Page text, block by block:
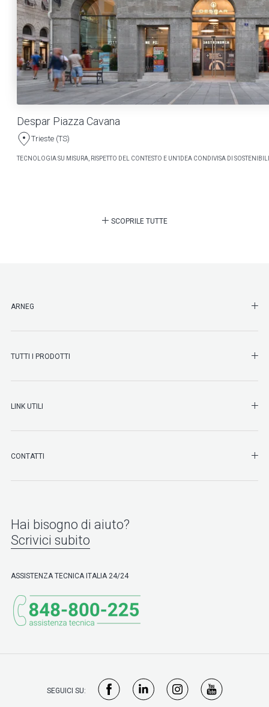
Despar Piazza Cavana
Trieste (TS)
TECNOLOGIA SU MISURA, RISPETTO DEL CONTESTO E UN’IDEA CONDIVISA DI
SCOPRILE TUTTE
ARNEG
TUTTI I PRODOTTI
LINK UTILI
CONTATTI
Hai bisogno di aiuto?
Scrivici subito
ASSISTENZA TECNICA ITALIA 24/24
SEGUICI SU: